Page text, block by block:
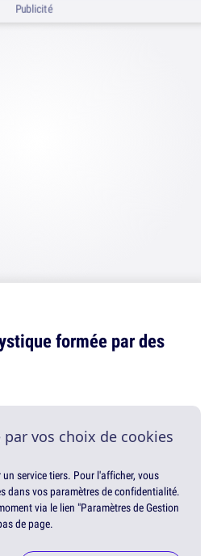
Publicité
formée par des
vos choix de cookies
service tiers. Pour l'afficher, vous
dans vos paramètres de confidentialité.
via le lien "Paramètres de Gestion
de page.